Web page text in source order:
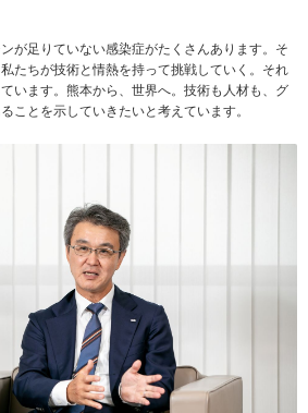
が足りていない感染症がたくさんあります。そ
たちが技術と情熱を持って挑戦していく。それ
います。熊本から、世界へ。技術も人材も、グ
ことを示していきたいと考えています。